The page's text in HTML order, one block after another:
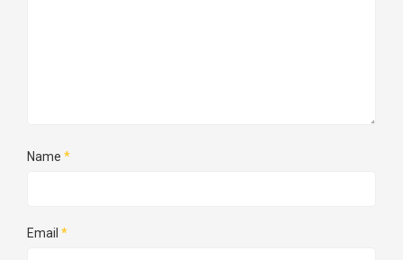
Name *
Email *